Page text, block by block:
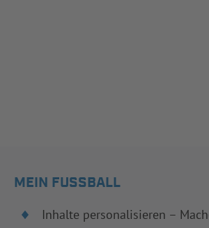
MEIN FUSSBALL
Inhalte personalisieren –